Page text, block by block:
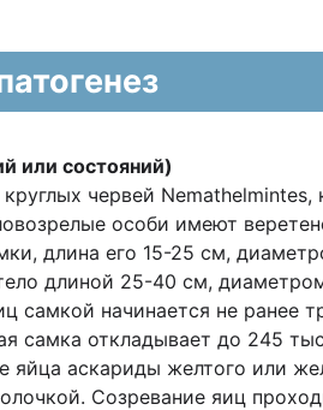
или состояний)
червей Nemathelmintes,
особи имеют
длина его 15-25 см,
длиной 25-40 см,
самкой начинается не ранее
самка откладывает до 245
аскариды желтого или
Созревание яиц